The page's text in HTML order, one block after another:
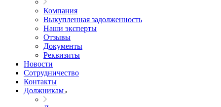
Компания
Выкупленная задолженность
Наши эксперты
Отзывы
Документы
Реквизиты
Новости
Сотрудничество
Контакты
Должникам